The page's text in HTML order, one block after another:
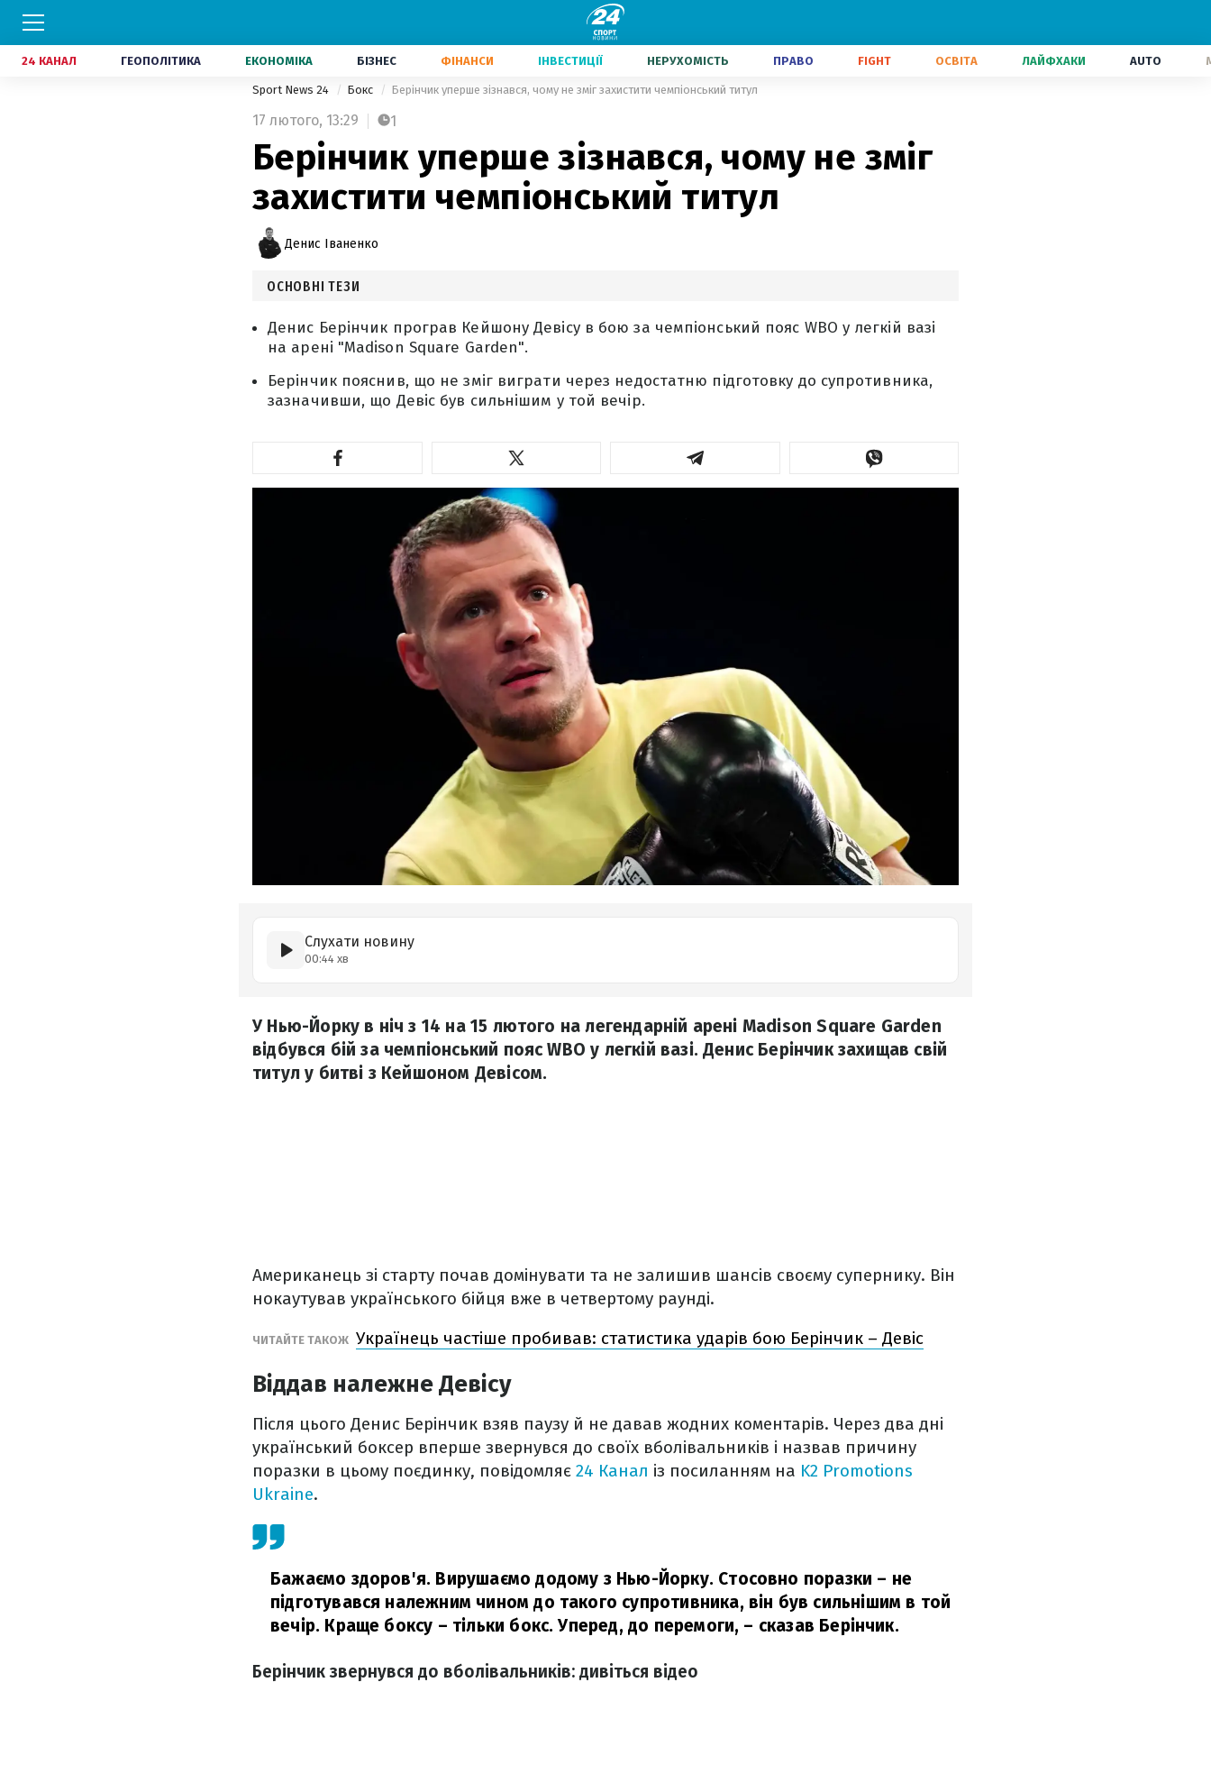
24 КАНАЛ ГЕОПОЛІТИКА ЕКОНОМІКА БІЗНЕС ФІНАНСИ ІНВЕСТИЦІЇ НЕРУХОМІСТЬ ПРАВО FIGHT ОСВІТА ЛАЙФХАКИ AUTO
Sport News 24 Бокс Берінчик уперше зізнався, чому не зміг захистити чемпіонський титул
17 лютого, 13:29 1
Берінчик уперше зізнався, чому не зміг
захистити чемпіонський титул
Денис Іваненко
ОСНОВНІ ТЕЗИ
Денис Берінчик програв Кейшону Девісу в бою за чемпіонський пояс WBO у легкій вазі
на арені "Madison Square Garden".
Берінчик пояснив, що не зміг виграти через недостатню підготовку до супротивника,
зазначивши, що Девіс був сильнішим у той вечір.
Слухати новину
00:44 хв
У Нью-Йорку в ніч з 14 на 15 лютого на легендарній арені Madison Square Garden
відбувся бій за чемпіонський пояс WBO у легкій вазі. Денис Берінчик захищав свій
титул у битві з Кейшоном Девісом.
Американець зі старту почав домінувати та не залишив шансів своєму супернику. Він
нокаутував українського бійця вже в четвертому раунді.
ЧИТАЙТЕ ТАКОЖ Українець частіше пробивав: статистика ударів бою Берінчик – Девіс
Віддав належне Девісу
Після цього Денис Берінчик взяв паузу й не давав жодних коментарів. Через два дні
український боксер вперше звернувся до своїх вболівальників і назвав причину
поразки в цьому поєдинку, повідомляє 24 Канал із посиланням на K2 Promotions
Ukraine.
Бажаємо здоров'я. Вирушаємо додому з Нью-Йорку. Стосовно поразки – не
підготувався належним чином до такого супротивника, він був сильнішим в той
вечір. Краще боксу – тільки бокс. Уперед, до перемоги, – сказав Берінчик.
Берінчик звернувся до вболівальників: дивіться відео